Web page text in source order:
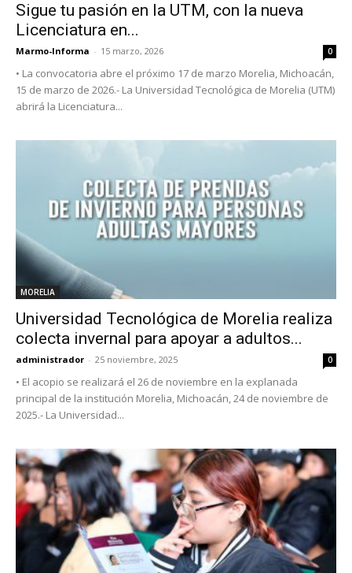
Sigue tu pasión en la UTM, con la nueva
Licenciatura en...
Marmo-Informa - 15 marzo, 2026 0
• La convocatoria abre el próximo 17 de marzo Morelia, Michoacán,
15 de marzo de 2026.- La Universidad Tecnológica de Morelia (UTM)
abrirá la Licenciatura...
MORELIA
Universidad Tecnológica de Morelia realiza
colecta invernal para apoyar a adultos...
administrador - 25 noviembre, 2025 0
• El acopio se realizará el 26 de noviembre en la explanada
principal de la institución Morelia, Michoacán, 24 de noviembre de
2025.- La Universidad...